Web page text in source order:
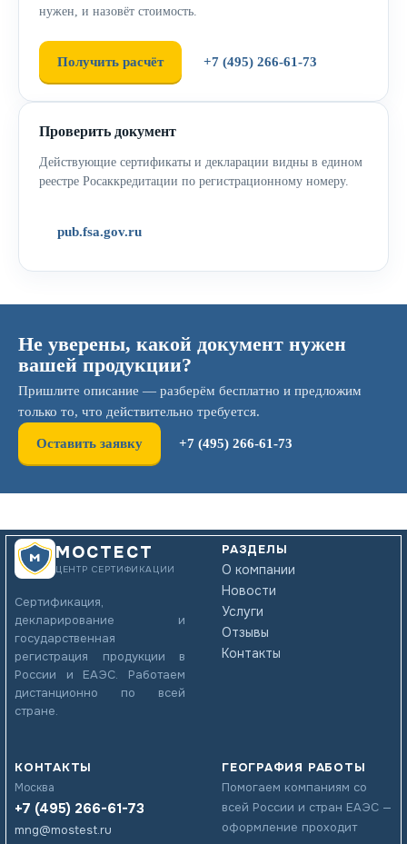
нужен, и назовёт стоимость.
Получить расчёт +7 (495) 266-61-73
Проверить документ
Действующие сертификаты и декларации видны в едином
реестре Росаккредитации по регистрационному номеру.
pub.fsa.gov.ru
Не уверены, какой документ нужен
вашей продукции?
Пришлите описание — разберём бесплатно и предложим
только то, что действительно требуется.
Оставить заявку +7 (495) 266-61-73
МОСТЕСТ
ЦЕНТР СЕРТИФИКАЦИИ
Сертификация,
декларирование и
государственная
регистрация продукции в
России и ЕАЭС. Работаем
дистанционно по всей
стране.
РАЗДЕЛЫ
О компании
Новости
Услуги
Отзывы
Контакты
КОНТАКТЫ
Москва
+7 (495) 266-61-73
mng@mostest.ru
ГЕОГРАФИЯ РАБОТЫ
Помогаем компаниям со
всей России и стран ЕАЭС —
оформление проходит